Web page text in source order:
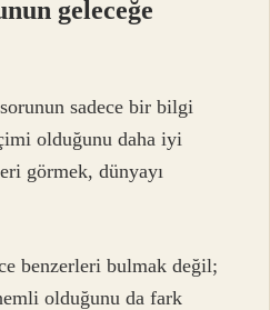
geleceğe
sadece bir bilgi
olduğunu daha iyi
görmek, dünyayı
benzerleri bulmak değil;
olduğunu da fark